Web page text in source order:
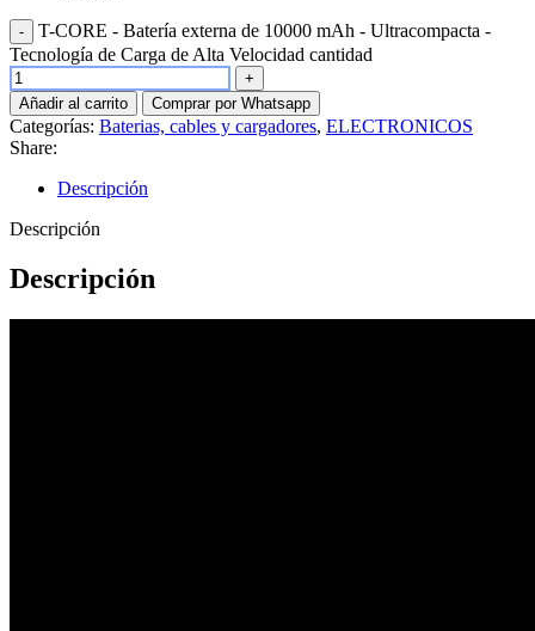
T-CORE - Batería externa de 10000 mAh - Ultracompacta -
Tecnología de Carga de Alta Velocidad cantidad
Añadir al carrito Comprar por Whatsapp
Categorías: Baterias, cables y cargadores, ELECTRONICOS
Share:
Descripción
Descripción
Descripción